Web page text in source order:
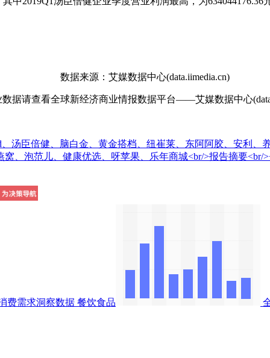
数据来源：艾媒数据中心(data.iimedia.cn)
请查看全球新经济商业情报数据平台——艾媒数据中心
、汤臣倍健、脑白金、黄金搭档、纽崔莱、东阿阿胶、安利
、泡范儿、健康优选、呀苹果、乐年商城<br/>报告摘要
费需求洞察数据 餐饮食品